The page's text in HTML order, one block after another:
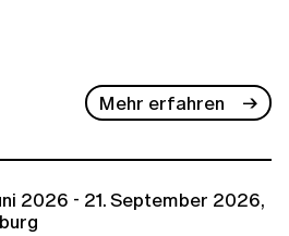
Mehr erfahren
2026 - 21. September 2026,